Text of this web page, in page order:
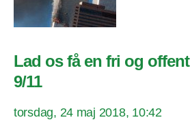
Lad os få en fri og
9/11
torsdag, 24 maj 2018, 10:42